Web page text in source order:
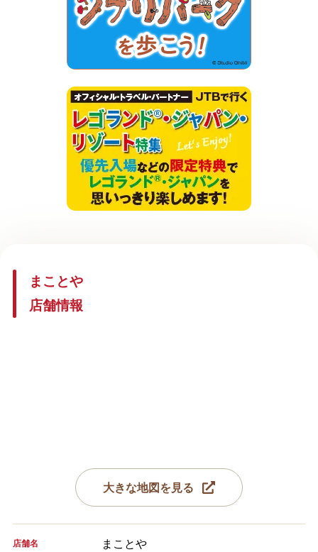
まことや
店舗情報
大きな地図を見る
店舗名 まことや